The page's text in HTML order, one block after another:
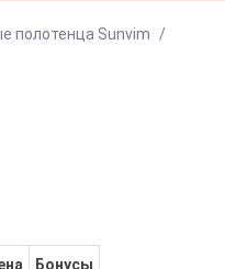
полотенца Sunvim
/
Бонусы